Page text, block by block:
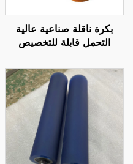
بكرة ناقلة صناعية عالية
التحمل قابلة للتخصيص
محمل مطاطية صامتة من
البولي يوريثين، مصنعة
مباشرة من المصنع